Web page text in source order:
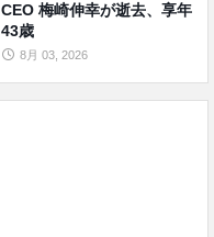
CEO 梅崎伸幸が逝去、享年
43歳
8月 03, 2026